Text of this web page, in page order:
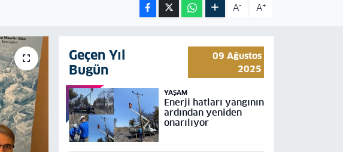
A- A+
Geçen Yıl
Bugün
09 Ağustos
2025
YAŞAM
Enerji hatları yangının
ardından yeniden
onarılıyor